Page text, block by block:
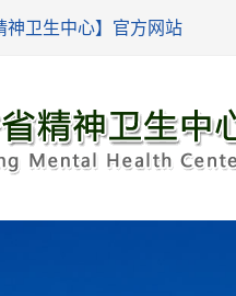
卫生中心】官方网站